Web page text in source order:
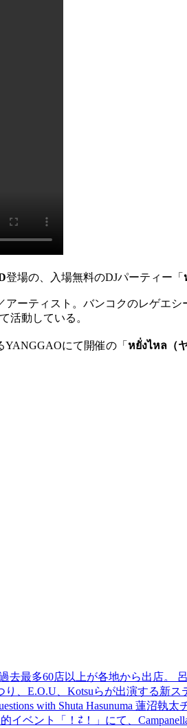
登場の、入場無料のDJパーティー「
ーティスト。バンコクのレゲエシ
活動している。
YANGGAOにて開催の「 หยั่งไหล （
去最多60店以上が各地から出店。
、E.O.U、Kotsuらが出演する新ス
with Shuta Hasunuma 蓮沼執
イベント「！⇄！」にて、